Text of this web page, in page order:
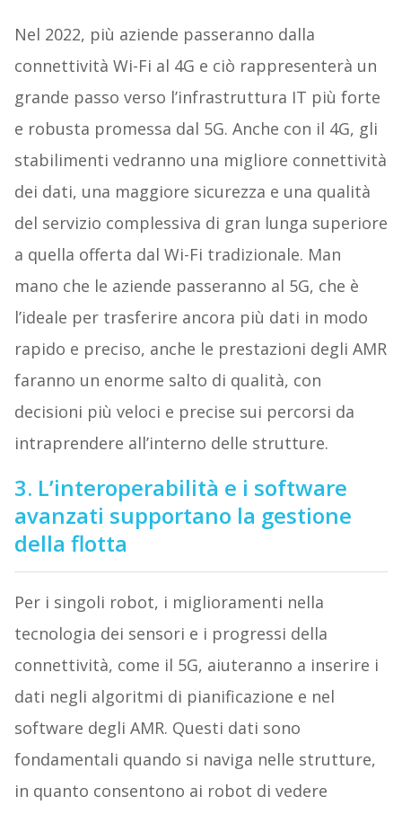
Nel 2022, più aziende passeranno dalla
connettività Wi-Fi al 4G e ciò rappresenterà un
grande passo verso l’infrastruttura IT più forte
e robusta promessa dal 5G. Anche con il 4G, gli
stabilimenti vedranno una migliore connettività
dei dati, una maggiore sicurezza e una qualità
del servizio complessiva di gran lunga superiore
a quella offerta dal Wi-Fi tradizionale. Man
mano che le aziende passeranno al 5G, che è
l’ideale per trasferire ancora più dati in modo
rapido e preciso, anche le prestazioni degli AMR
faranno un enorme salto di qualità, con
decisioni più veloci e precise sui percorsi da
intraprendere all’interno delle strutture.
3. L’interoperabilità e i software
avanzati supportano la gestione
della flotta
Per i singoli robot, i miglioramenti nella
tecnologia dei sensori e i progressi della
connettività, come il 5G, aiuteranno a inserire i
dati negli algoritmi di pianificazione e nel
software degli AMR. Questi dati sono
fondamentali quando si naviga nelle strutture,
in quanto consentono ai robot di vedere